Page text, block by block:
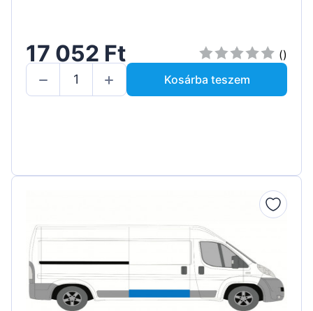
17 052 Ft
()
Kosárba teszem